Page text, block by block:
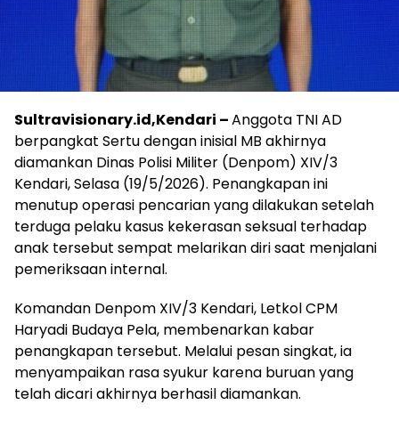
Sultravisionary.id,Kendari –Anggota TNI AD
berpangkat Sertu dengan inisial MB akhirnya
diamankan Dinas Polisi Militer (Denpom) XIV/3
Kendari, Selasa (19/5/2026). Penangkapan ini
menutup operasi pencarian yang dilakukan setelah
terduga pelaku kasus kekerasan seksual terhadap
anak tersebut sempat melarikan diri saat menjalani
pemeriksaan internal.
‎Komandan Denpom XIV/3 Kendari, Letkol CPM
Haryadi Budaya Pela, membenarkan kabar
penangkapan tersebut. Melalui pesan singkat, ia
menyampaikan rasa syukur karena buruan yang
telah dicari akhirnya berhasil diamankan.